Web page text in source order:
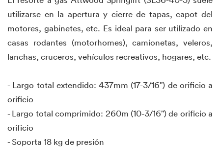
utilizarse en la apertura y cierre de tapas, capot del
motores, gabinetes, etc. Es ideal para ser utilizado en
casas rodantes (motorhomes), camionetas, veleros,
lanchas, cruceros, vehículos recreativos, hogares, etc.
- Largo total extendido: 437mm (17-3/16") de orificio a
orificio
- Largo total comprimido: 260m (10-3/16") de orificio a
orificio
- Soporta 18 kg de presión